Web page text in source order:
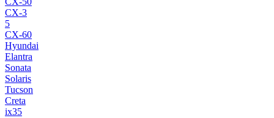
CX-3
5
CX-60
Hyundai
Elantra
Sonata
Solaris
Tucson
Creta
ix35